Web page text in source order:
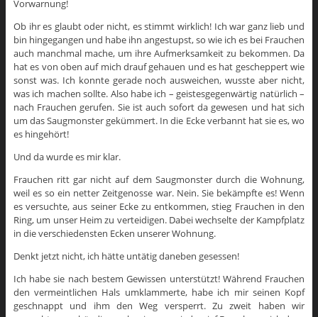
Vorwarnung!
Ob ihr es glaubt oder nicht, es stimmt wirklich! Ich war ganz lieb und
bin hingegangen und habe ihn angestupst, so wie ich es bei Frauchen
auch manchmal mache, um ihre Aufmerksamkeit zu bekommen. Da
hat es von oben auf mich drauf gehauen und es hat gescheppert wie
sonst was. Ich konnte gerade noch ausweichen, wusste aber nicht,
was ich machen sollte. Also habe ich – geistesgegenwärtig natürlich –
nach Frauchen gerufen. Sie ist auch sofort da gewesen und hat sich
um das Saugmonster gekümmert. In die Ecke verbannt hat sie es, wo
es hingehört!
Und da wurde es mir klar.
Frauchen ritt gar nicht auf dem Saugmonster durch die Wohnung,
weil es so ein netter Zeitgenosse war. Nein. Sie bekämpfte es! Wenn
es versuchte, aus seiner Ecke zu entkommen, stieg Frauchen in den
Ring, um unser Heim zu verteidigen. Dabei wechselte der Kampfplatz
in die verschiedensten Ecken unserer Wohnung.
Denkt jetzt nicht, ich hätte untätig daneben gesessen!
Ich habe sie nach bestem Gewissen unterstützt! Während Frauchen
den vermeintlichen Hals umklammerte, habe ich mir seinen Kopf
geschnappt und ihm den Weg versperrt. Zu zweit haben wir